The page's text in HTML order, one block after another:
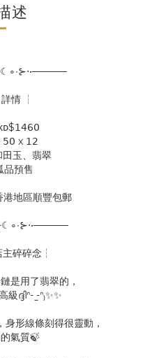
述
詳情 ┆
𝟧𝟢 x 𝟣𝟤
田玉、翡翠
品預售
港地區順豐包郵
主碎碎念┆
是用了翡翠的，
ദ്ദിᐢ- ̫-ᐢ₎✨✨
形線條刻得很靈動，
氣質🍃